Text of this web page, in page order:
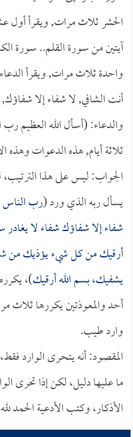
الحشر ثلاث مرات, ويقرأ
آيتين من سورة القلم.. سورة
واحدة ثلاث مرات, ويقرأ
أنت الشافي, لا شفاء إلا
والدعاء: (أسأل الله العظيم
ثلاثة أيام, هذه الدعوات
الجواب: ليس على هذا الترتيب،
يسأل ربه الذي ورد (رب
شفاء إلا شفاؤك شفاء لا يغادر
أرقيك من كل شيء يؤذيك من
يشفيك، بسم الله أرقيك)،
أحد والمعوذتين يكررها ثلاث
وارد طيب.
المقصود: أنه يتحرى الوارد
ما عليها دليل، لكن إذا تحرى
الأذكار، وكتب الأدعية الحمد